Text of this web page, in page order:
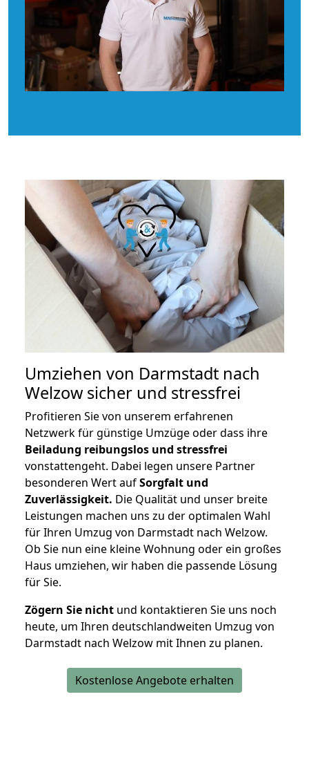
Umziehen von Darmstadt nach
Welzow sicher und stressfrei
Profitieren Sie von unserem erfahrenen
Netzwerk für günstige Umzüge oder dass ihre
Beiladung reibungslos und stressfrei
vonstattengeht. Dabei legen unsere Partner
besonderen Wert aufSorgfalt und
Zuverlässigkeit. Die Qualität und unser breite
Leistungen machen uns zu der optimalen Wahl
für Ihren Umzug von Darmstadt nach Welzow.
Ob Sie nun eine kleine Wohnung oder ein großes
Haus umziehen, wir haben die passende Lösung
für Sie.
Zögern Sie nicht und kontaktieren Sie uns noch
heute, um Ihren deutschlandweiten Umzug von
Darmstadt nach Welzow mit Ihnen zu planen.
Kostenlose Angebote erhalten